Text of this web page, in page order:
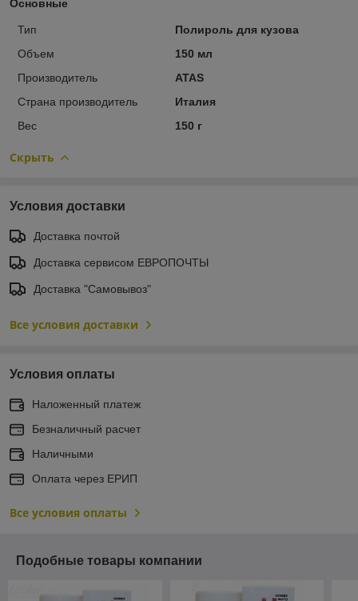
Основные
Тип
Полироль для кузова
Объем
150 мл
Производитель
ATAS
Страна производитель
Италия
Вес
150 г
Скрыть
Условия доставки
Доставка почтой
Доставка сервисом ЕВРОПОЧТЫ
Доставка "Самовывоз"
Все условия доставки
Условия оплаты
Наложенный платеж
Безналичный расчет
Наличными
Оплата через ЕРИП
Все условия оплаты
Подобные товары компании